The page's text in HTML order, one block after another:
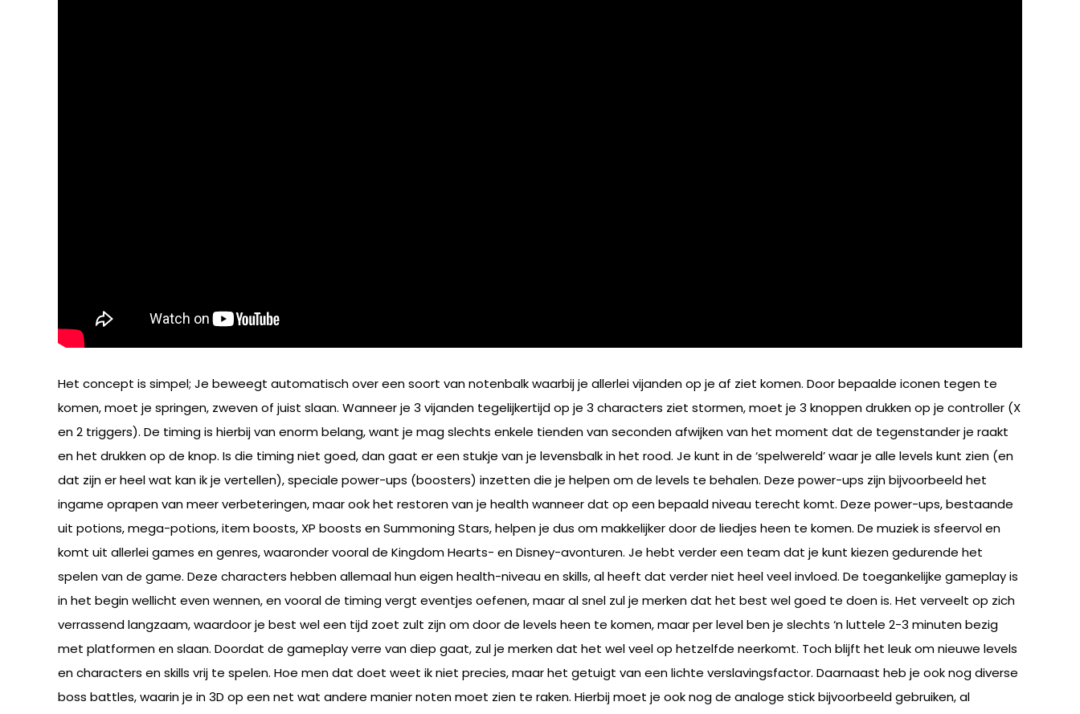
Het concept is simpel; Je beweegt automatisch over een soort van notenbalk waarbij je allerlei vijanden op je af ziet komen. Door bepaalde iconen tegen te
komen, moet je springen, zweven of juist slaan. Wanneer je 3 vijanden tegelijkertijd op je 3 characters ziet stormen, moet je 3 knoppen drukken op je controller (X
en 2 triggers). De timing is hierbij van enorm belang, want je mag slechts enkele tienden van seconden afwijken van het moment dat de tegenstander je raakt
en het drukken op de knop. Is die timing niet goed, dan gaat er een stukje van je levensbalk in het rood. Je kunt in de ‘spelwereld’ waar je alle levels kunt zien (en
dat zijn er heel wat kan ik je vertellen), speciale power-ups (boosters) inzetten die je helpen om de levels te behalen. Deze power-ups zijn bijvoorbeeld het
ingame oprapen van meer verbeteringen, maar ook het restoren van je health wanneer dat op een bepaald niveau terecht komt. Deze power-ups, bestaande
uit potions, mega-potions, item boosts, XP boosts en Summoning Stars, helpen je dus om makkelijker door de liedjes heen te komen. De muziek is sfeervol en
komt uit allerlei games en genres, waaronder vooral de Kingdom Hearts- en Disney-avonturen. Je hebt verder een team dat je kunt kiezen gedurende het
spelen van de game. Deze characters hebben allemaal hun eigen health-niveau en skills, al heeft dat verder niet heel veel invloed. De toegankelijke gameplay is
in het begin wellicht even wennen, en vooral de timing vergt eventjes oefenen, maar al snel zul je merken dat het best wel goed te doen is. Het verveelt op zich
verrassend langzaam, waardoor je best wel een tijd zoet zult zijn om door de levels heen te komen, maar per level ben je slechts ‘n luttele 2-3 minuten bezig
met platformen en slaan. Doordat de gameplay verre van diep gaat, zul je merken dat het wel veel op hetzelfde neerkomt. Toch blijft het leuk om nieuwe levels
en characters en skills vrij te spelen. Hoe men dat doet weet ik niet precies, maar het getuigt van een lichte verslavingsfactor. Daarnaast heb je ook nog diverse
boss battles, waarin je in 3D op een net wat andere manier noten moet zien te raken. Hierbij moet je ook nog de analoge stick bijvoorbeeld gebruiken, al